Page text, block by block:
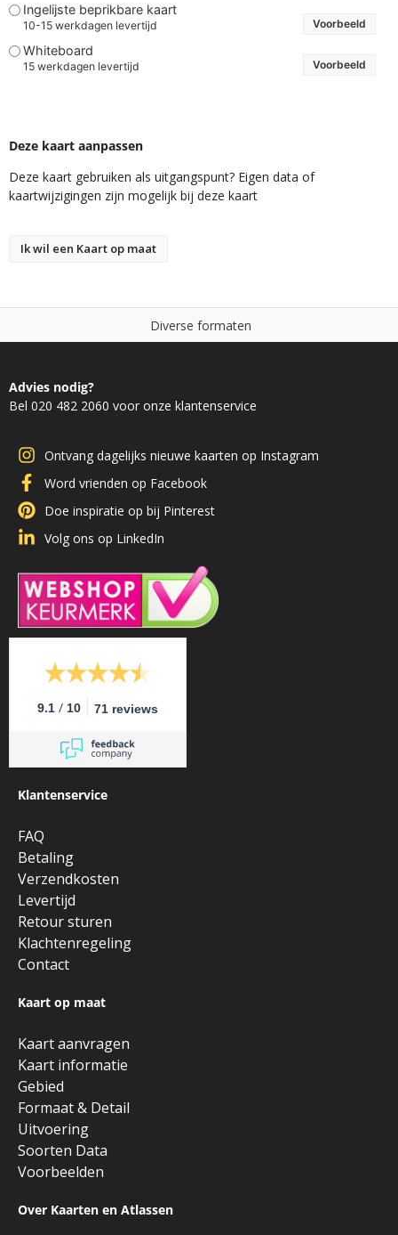
Ingelijste beprikbare kaart
10-15 werkdagen levertijd Voorbeeld
Whiteboard
15 werkdagen levertijd Voorbeeld
Deze kaart aanpassen
Deze kaart gebruiken als uitgangspunt? Eigen data of
kaartwijzigingen zijn mogelijk bij deze kaart
Ik wil een Kaart op maat
Diverse formaten
Advies nodig?
Bel 020 482 2060 voor onze klantenservice
Ontvang dagelijks nieuwe kaarten op Instagram
Word vrienden op Facebook
Doe inspiratie op bij Pinterest
Volg ons op LinkedIn
9.1 / 10 71 reviews
Klantenservice
FAQ
Betaling
Verzendkosten
Levertijd
Retour sturen
Klachtenregeling
Contact
Kaart op maat
Kaart aanvragen
Kaart informatie
Gebied
Formaat & Detail
Uitvoering
Soorten Data
Voorbeelden
Over Kaarten en Atlassen